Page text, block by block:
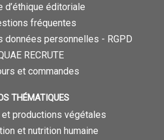
d’éthique éditoriale
fréquentes
données personnelles - RGPD
RECRUTE
et commandes
THÉMATIQUES
productions végétales
et nutrition humaine